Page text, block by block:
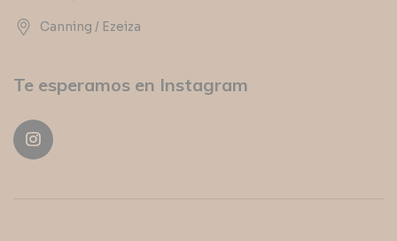
Canning / Ezeiza
Te esperamos en Instagram